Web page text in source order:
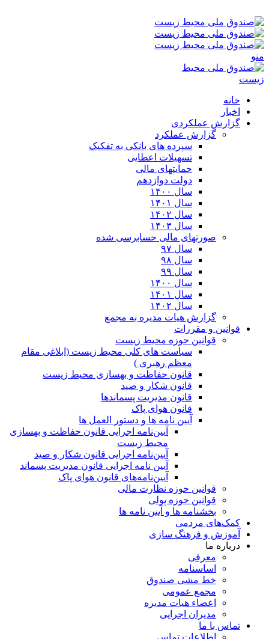
منو
خانه
اخبار
گزارش عملکردی
گزارش عملکرد
سپرده های بانکی به تفکیک
تسهیلات اعطایی
حمایتهای مالی
دولت دوازدهم
سال ۱۴۰۰
سال ۱۴۰۱
سال ۱۴۰۲
سال ۱۴۰۳
صورتهای مالی حسابرسی شده
سال ۹۷
سال ۹۸
سال ۹۹
سال ۱۴۰۰
سال ۱۴۰۱
سال ۱۴۰۲
گزارش هیات مدیره به مجمع
قوانین و مقررات
قوانین حوزه محیط زیست
ﺳﯿﺎﺳﺖ ﻫﺎی ﮐﻠﯽ ﻣﺤﯿﻂ زﯾﺴﺖ (ابلاغی مقام
معظم رهبری )
قانون حفاظت و بهسازی محیط زیست
قانون شکار و صید
قانون مدیریت پسماندها
قانون هوای پاک
آیین نامه ها و دستور العمل ها
آیین‌نامه اجرایی قانون حفاظت و بهسازی
محیط زیست
آیین‌نامه اجرایی قانون شکار و صید
آیین نامه اجرایی قانون مدیریت پسماند
آیین‌نامه‌های قانون هوای پاک
قوانین حوزه نظارت مالی
قوانین حوزه پولی
بخشنامه ها و آیین نامه ها
کمک‌های مردمی
آموزش و فرهنگ سازی
درباره ما
معرفی
اساسنامه
خط مشی صندوق
مجمع عمومی
اعضاء هیات مدیره
مدیران اجرایی
تماس با ما
اطلاعات تماس